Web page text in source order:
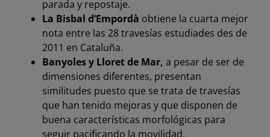
parada y repostaje.
La Bisbal d’Empordà obtiene la cuarta mejor
nota entre las 28 travesías estudiades des de
2011 en Cataluña.
Banyoles y Lloret de Mar, a pesar de ser de
dimensiones diferentes, presentan
similitudes puesto que se trata de travesías
que han tenido mejoras y que disponen de
buena características morfológicas para
seguir pacificando la movilidad.